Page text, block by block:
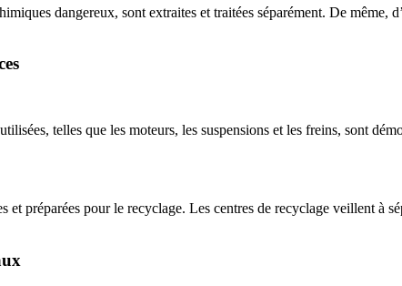
dangereux, sont extraites et traitées séparément. De
telles que les moteurs, les suspensions et les freins, sont
et préparées pour le recyclage. Les centres de recyclage veillent à